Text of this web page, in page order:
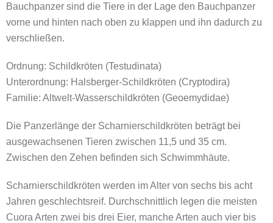
Bauchpanzer sind die Tiere in der Lage den Bauchpanzer
vorne und hinten nach oben zu klappen und ihn dadurch zu
verschließen.
Ordnung: Schildkröten (Testudinata)
Unterordnung: Halsberger-Schildkröten (Cryptodira)
Familie: Altwelt-Wasserschildkröten (Geoemydidae)
Die Panzerlänge der Scharnierschildkröten beträgt bei
ausgewachsenen Tieren zwischen 11,5 und 35 cm.
Zwischen den Zehen befinden sich Schwimmhäute.
Scharnierschildkröten werden im Alter von sechs bis acht
Jahren geschlechtsreif. Durchschnittlich legen die meisten
Cuora Arten zwei bis drei Eier, manche Arten auch vier bis